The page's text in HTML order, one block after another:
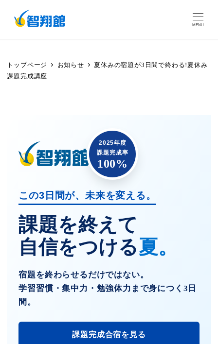
MENU
トップページ お知らせ
夏休みの宿題が3日間で終わる!夏休み
課題完成講座
2025年度
課題完成率
100%
この3日間が、未来を変える。
課題を終えて
自信をつける夏。
宿題を終わらせるだけではない。
学習習慣・集中力・勉強体力まで身につく3日
間。
課題完成合宿を見る